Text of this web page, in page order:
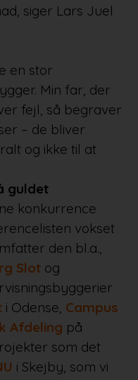
siger Lars Juel
en stor
Min far, der
fejl, så begraver
– de bliver
og ikke til at
guldet
konkurrence
vokset
den bl.a.,
Slotog
i Odense, Campus
Afdeling på
som det
i Skejby, som vi